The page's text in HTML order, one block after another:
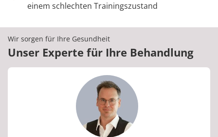
einem schlechten Trainingszustand
Wir sorgen für Ihre Gesundheit
Unser Experte für Ihre Behandlung